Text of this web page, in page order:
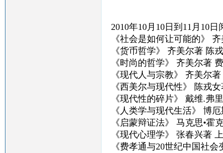
2010年10月10日到11月10日
《社会是如何让可能的》
《货币哲学》 齐美尔著 陈
《时尚的哲学》 齐美尔著
《现代人与宗教》 齐美尔
《西美尔与现代性》 陈戎
《现代性的碎片》 戴维.弗
《人类学与现代生活》 博
《启蒙辩证法》 马克思•
《现代心理学》 张春兴著
《费孝通与20世纪中国社